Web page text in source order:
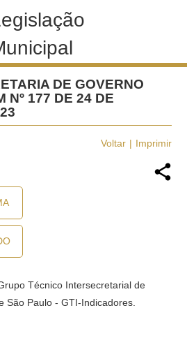
DE GOVERNO
Nº 177 DE 24 DE
Voltar Imprimir
Técnico Intersecretarial de
São Paulo - GTI-Indicadores.